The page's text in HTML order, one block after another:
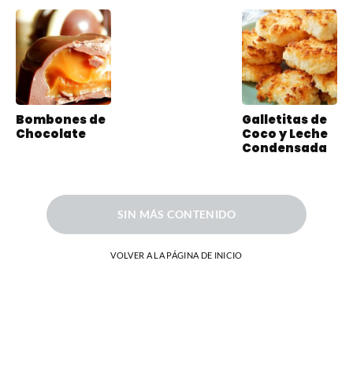
Bombones de
Chocolate
Galletitas de
Coco y Leche
Condensada
SIN MÁS CONTENIDO
VOLVER A LA PÁGINA DE INICIO